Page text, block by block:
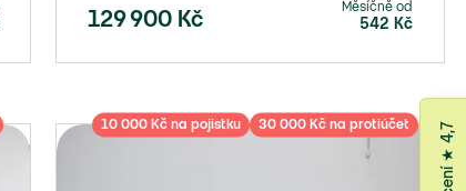
129 900Kč
Měsíčně od
542 Kč
10 000 Kč na pojistku 30 000 Kč na protiúčet